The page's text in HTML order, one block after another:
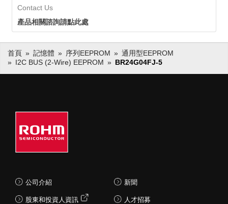
Contact Us
產品相關諮詢請點此處
首頁 記憶體 序列EEPROM
通用型EEPROM
I2C BUS (2-Wire) EEPROM
BR24G04FJ-5
公司介紹
股東和投資人資訊
新聞
人才招募